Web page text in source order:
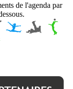
de l'agenda par